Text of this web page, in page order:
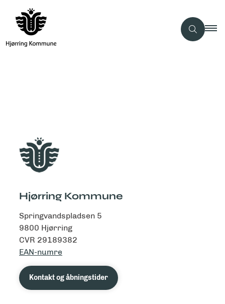
Hjørring Kommune
Springvandspladsen 5
9800 Hjørring
CVR 29189382
EAN-numre
Kontakt og åbningstider